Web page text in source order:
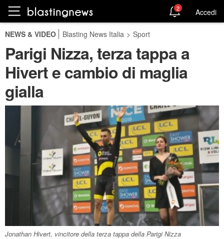
2 Accedi
NEWS & VIDEO Blasting News Italia > Sport
Parigi Nizza, terza tappa a
Hivert e cambio di maglia
gialla
Jonathan Hivert, vincitore della terza tappa della Parigi Nizza